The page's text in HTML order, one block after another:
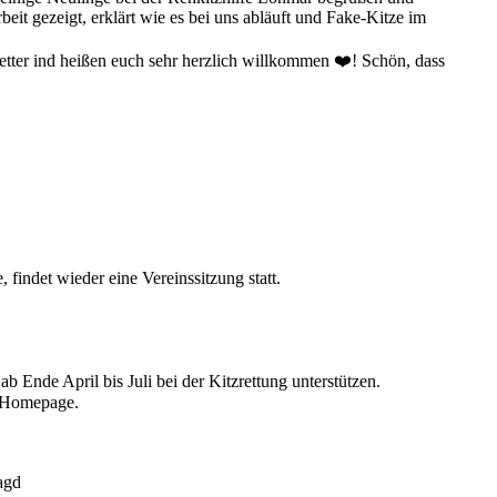
gezeigt, erklärt wie es bei uns abläuft und Fake-Kitze im
ind heißen euch sehr herzlich willkommen ❤️! Schön, dass
findet wieder eine Vereinssitzung statt.
Ende April bis Juli bei der Kitzrettung unterstützen.